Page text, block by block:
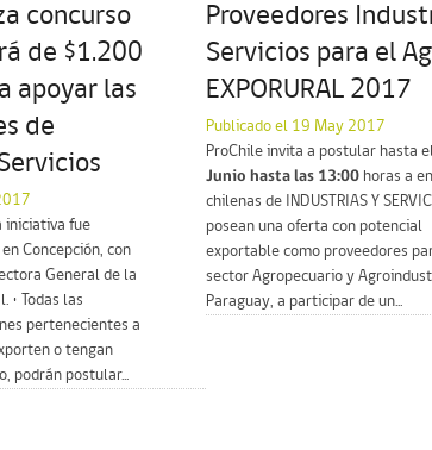
concurso
de $1.200
apoyar las
de
iniciativa fue
Concepción, con
General de la
• Todas las
pertenecientes a
o tengan
podrán postular...
Proveedores
Servicios para el
EXPORURAL 2017
Publicado el 19 May 2017
ProChile invita a postular hasta
Junio hasta las 13:00 horas a
chilenas de INDUSTRIAS Y
posean una oferta con potencial
exportable como proveedores
sector Agropecuario y
Paraguay, a participar de un...